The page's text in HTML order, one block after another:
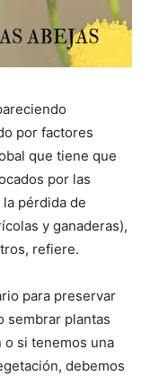
por factores
que tiene que
por las
pérdida de
y ganaderas),
refiere.
para preservar
sembrar plantas
o si tenemos una
debemos